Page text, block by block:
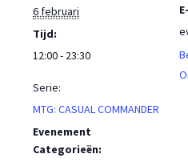
6 februari
Tijd:
12:00 - 23:30
Serie:
MTG: CASUAL COMMANDER
Evenement
Categorieën: